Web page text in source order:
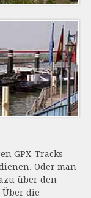
GPX-Tracks
Oder man
über den
Über die